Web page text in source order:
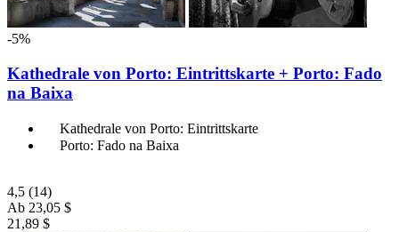
-5%
Kathedrale von Porto: Eintrittskarte + Porto: Fado
na Baixa
Kathedrale von Porto: Eintrittskarte
Porto: Fado na Baixa
4,5 (14)
Ab 23,05 $
21,89 $